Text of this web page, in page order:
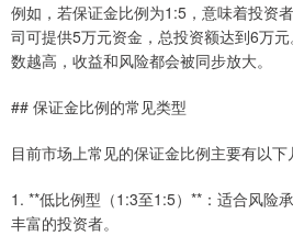
例如，若保证金比例为1:5，意味着投资
司可提供5万元资金，总投资额达到6万
数越高，收益和风险都会被同步放大。
## 保证金比例的常见类型
目前市场上常见的保证金比例主要有以下
1. **低比例型（1:3至1:5）**：适合风险
丰富的投资者。